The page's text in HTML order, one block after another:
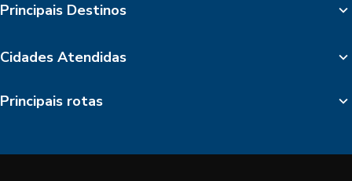
Principais Destinos
Cidades Atendidas
Principais rotas